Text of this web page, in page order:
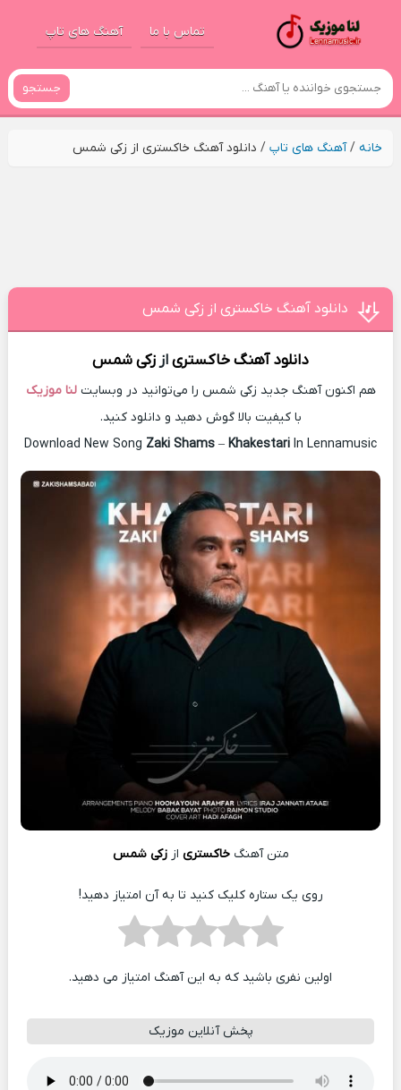
تماس با ما آهنگ های تاپ
جستجو
خانه/آهنگ های تاپ/ دانلود آهنگ خاکستری از زکی شمس
دانلود آهنگ خاکستری از زکی شمس
دانلود آهنگخاکستریاززکی شمس
هم اکنون آهنگ جدید زکی شمس را می‌توانید در وبسایتلنا موزیک
با کیفیت بالا گوش دهید و دانلود کنید.
Download New Song Zaki Shams – Khakestari In Lennamusic
متن آهنگخاکستری اززکی شمس
روی یک ستاره کلیک کنید تا به آن امتیاز دهید!
اولین نفری باشید که به این آهنگ امتیاز می دهید.
پخش آنلاین موزیک